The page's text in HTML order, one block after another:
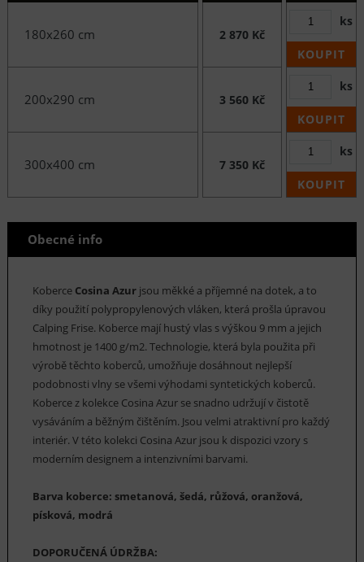
180x260 cm 2 870 Kč
ks
KOUPIT
200x290 cm 3 560 Kč
ks
KOUPIT
300x400 cm 7 350 Kč
ks
KOUPIT
Obecné info
Koberce Cosina Azurjsou měkké a příjemné na dotek, a to
díky použití polypropylenových vláken, která prošla úpravou
Calping Frise. Koberce mají hustý vlas s výškou 9 mm a jejich
hmotnost je 1400 g/m2. Technologie, která byla použita při
výrobě těchto koberců, umožňuje dosáhnout nejlepší
podobnosti vlny se všemi výhodami syntetických koberců.
Koberce z kolekce Cosina Azur se snadno udržují v čistotě
vysáváním a běžným čištěním. Jsou velmi atraktivní pro každý
interiér. V této kolekci Cosina Azur jsou k dispozici vzory s
moderním designem a intenzivními barvami.
Barva koberce: smetanová, šedá, růžová, oranžová,
písková, modrá
DOPORUČENÁ ÚDRŽBA: